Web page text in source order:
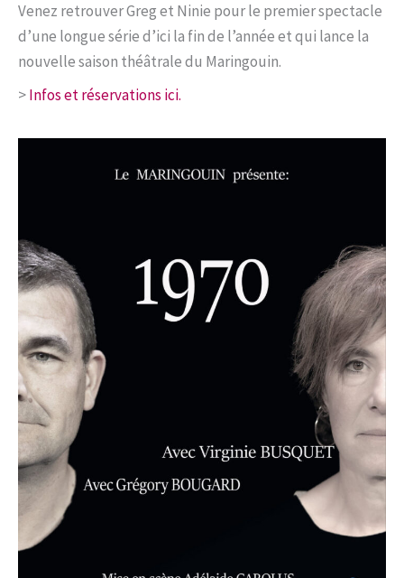
Venez retrouver Greg et Ninie pour le premier spectacle
d’une longue série d’ici la fin de l’année et qui lance la
nouvelle saison théâtrale du Maringouin.
>Infos et réservations ici.